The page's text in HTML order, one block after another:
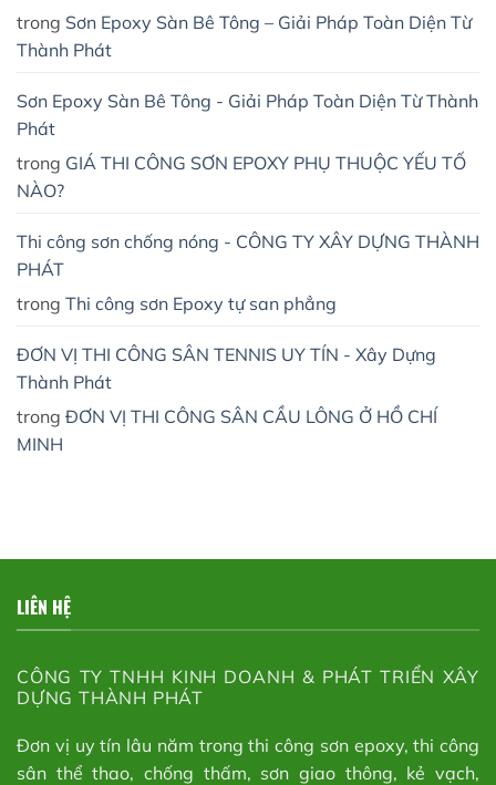
trong Sơn Epoxy Sàn Bê Tông – Giải Pháp Toàn Diện Từ
Thành Phát
Sơn Epoxy Sàn Bê Tông - Giải Pháp Toàn Diện Từ Thành
Phát
trong GIÁ THI CÔNG SƠN EPOXY PHỤ THUỘC YẾU TỐ
NÀO?
Thi công sơn chống nóng - CÔNG TY XÂY DỰNG THÀNH
PHÁT
trong Thi công sơn Epoxy tự san phẳng
ĐƠN VỊ THI CÔNG SÂN TENNIS UY TÍN - Xây Dựng
Thành Phát
trong ĐƠN VỊ THI CÔNG SÂN CẦU LÔNG Ở HỒ CHÍ
MINH
LIÊN HỆ
CÔNG TY TNHH KINH DOANH & PHÁT TRIỂN XÂY
DỰNG THÀNH PHÁT
Đơn vị uy tín lâu năm trong thi công sơn epoxy, thi công
sân thể thao, chống thấm, sơn giao thông, kẻ vạch,